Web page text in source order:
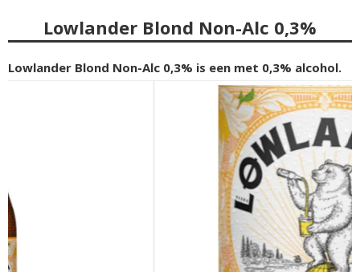
Lowlander Blond Non-Alc 0,3%
Lowlander Blond Non-Alc 0,3% is een met 0,3% alcohol.